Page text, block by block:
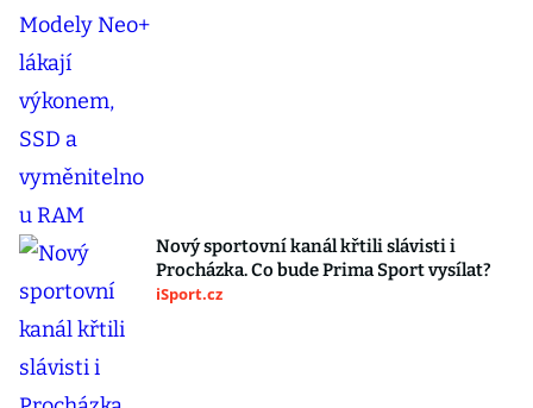
Nový sportovní kanál křtili slávisti i
Procházka. Co bude Prima Sport vysílat?
iSport.cz